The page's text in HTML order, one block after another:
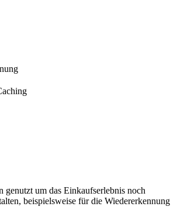
genutzt um das Einkaufserlebnis noch
beispielsweise für die Wiedererkennung